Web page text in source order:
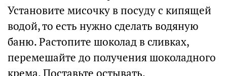
Установите мисочку в посуду с кипящей
водой, то есть нужно сделать водяную
баню. Растопите шоколад в сливках,
перемешайте до получения шоколадного
крема. Поставьте остывать.